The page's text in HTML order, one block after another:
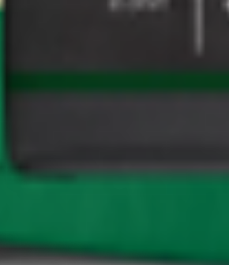
от 30.05.2003г выдано
г. Жлобин, ул. Козлова 2-А